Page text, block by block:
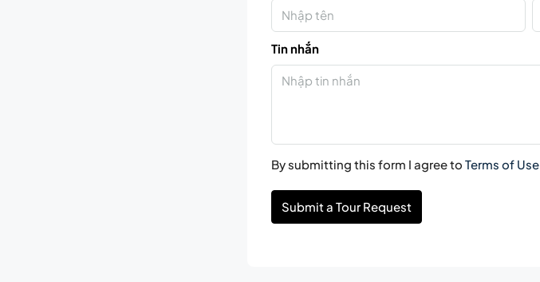
Tin nhắn
By submitting this form I agree toTerms of Use
Submit a Tour Request